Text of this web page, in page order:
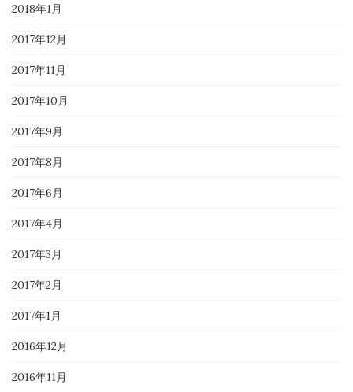
2018年1月
2017年12月
2017年11月
2017年10月
2017年9月
2017年8月
2017年6月
2017年4月
2017年3月
2017年2月
2017年1月
2016年12月
2016年11月